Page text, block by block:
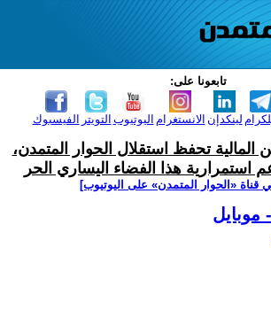
تابعونا على:
الفيسبوك التويتر اليوتيوب الانستغرام لينكدإن
المالية تحفظ استقلال الحوار المتمدن،
استمرارية هذا الفضاء اليساري الحر
قناة ‫«الحوار المتمدن» على اليوتيوب]
موبايل